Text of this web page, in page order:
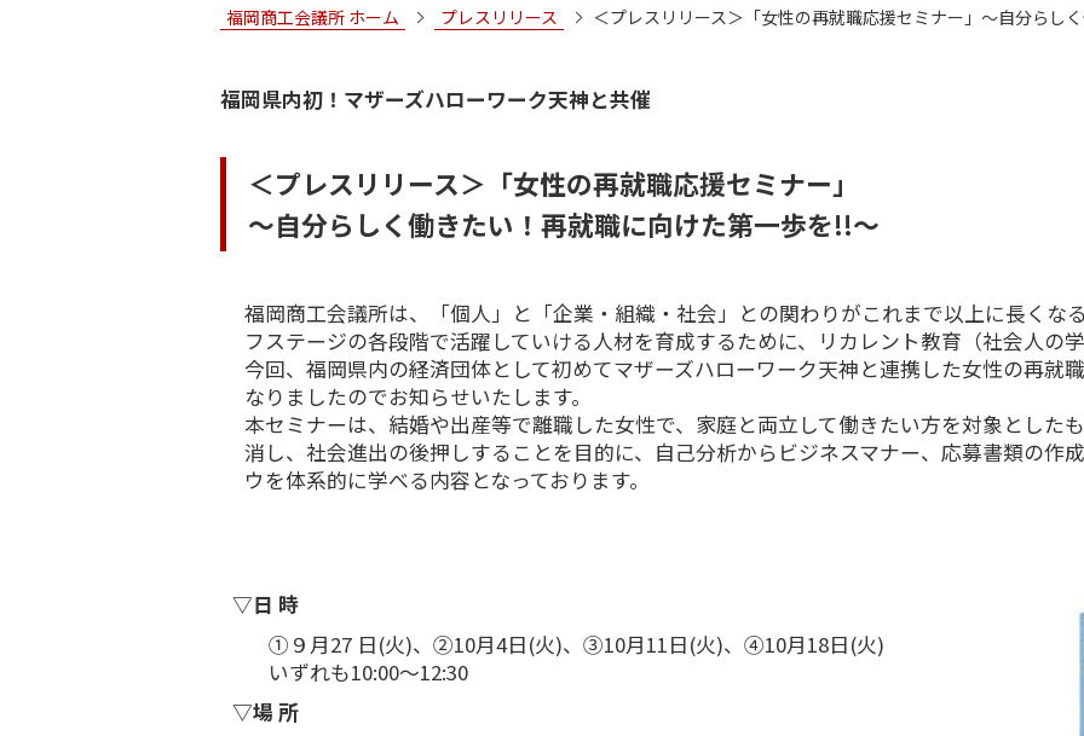
福岡商工会議所 ホーム プレスリリース ＜プレスリリース＞「女性の再就職応援セミナー」〜自分らし
福岡県内初！マザーズハローワーク天神と共催
＜プレスリリース＞「女性の再就職応援セミナー」
〜自分らしく働きたい！再就職に向けた第一歩を!!〜
福岡商工会議所は、「個人」と「企業・組織・社会」との関わりがこれまで以上に長くな
フステージの各段階で活躍していける人材を育成するために、リカレント教育（社会人の
今回、福岡県内の経済団体として初めてマザーズハローワーク天神と連携した女性の再就
なりましたのでお知らせいたします。
本セミナーは、結婚や出産等で離職した女性で、家庭と両立して働きたい方を対象とした
消し、社会進出の後押しすることを目的に、自己分析からビジネスマナー、応募書類の作
ウを体系的に学べる内容となっております。
▽日 時
①９月27 日(火)、②10月4日(火)、③10月11日(火)、④10月18日(火)
いずれも10:00～12:30
▽場 所